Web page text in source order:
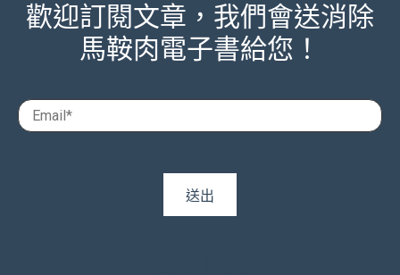
歡迎訂閱文章，我們會送消除
馬鞍肉電子書給您！